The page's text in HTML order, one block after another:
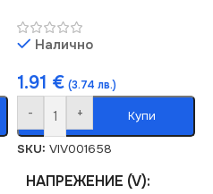
Налично
1.91 € (3.74 лв.)
- + Купи
SKU: VIV001658
НАПРЕЖЕНИЕ (V)